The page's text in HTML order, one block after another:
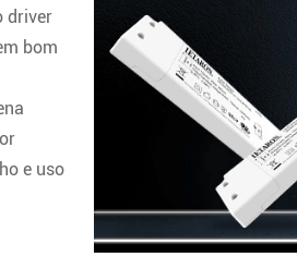
driver
bom
e uso